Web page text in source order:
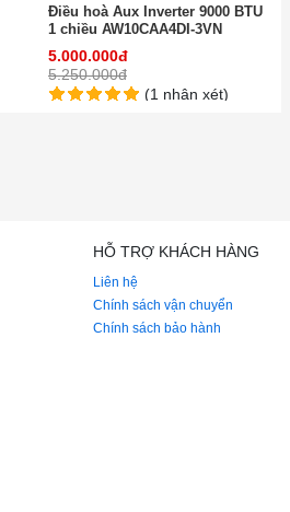
Điều hoà Aux Inverter 9000 BTU
1 chiều AW10CAA4DI-3VN
5.000.000đ
5.250.000đ
(1 nhận xét)
HỖ TRỢ KHÁCH HÀNG
Liên hệ
Chính sách vận chuyển
Chính sách bảo hành